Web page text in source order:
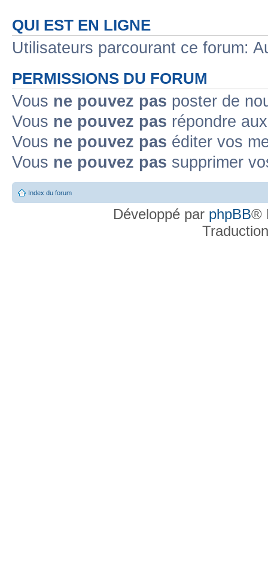
QUI EST EN LIGNE
Utilisateurs parcourant ce forum:
PERMISSIONS DU FORUM
Vous ne pouvez pas poster de
Vous ne pouvez pas répondre
Vous ne pouvez pas éditer vos
Vous ne pouvez pas supprimer
Index du forum
Développé par phpBB®